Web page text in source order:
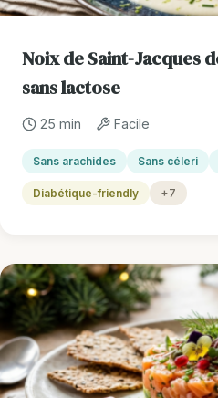
Noix de Saint-Jacques
sans lactose
25 min Facile
Sans arachides Sans céleri
Diabétique-friendly +7